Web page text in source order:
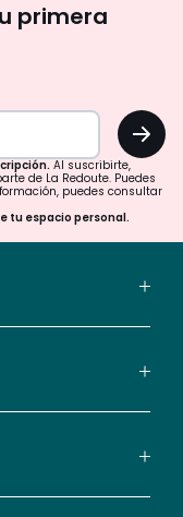
primera
OK
Al suscribirte,
de La Redoute. Puedes
puedes consultar
tu espacio personal.